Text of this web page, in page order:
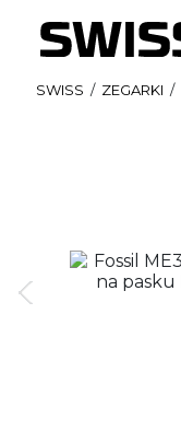
SWISS / ZEGARKI /